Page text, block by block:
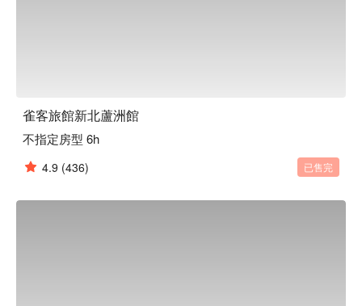
雀客旅館新北蘆洲館
不指定房型 6h
4.9 (436) 已售完